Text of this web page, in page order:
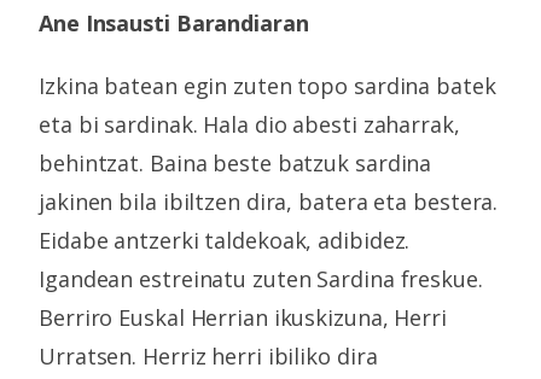
Ane Insausti Barandiaran
Izkina batean egin zuten topo sardina batek
eta bi sardinak. Hala dio abesti zaharrak,
behintzat. Baina beste batzuk sardina
jakinen bila ibiltzen dira, batera eta bestera.
Eidabe antzerki taldekoak, adibidez.
Igandean estreinatu zuten Sardina freskue.
Berriro Euskal Herrian ikuskizuna, Herri
Urratsen. Herriz herri ibiliko dira